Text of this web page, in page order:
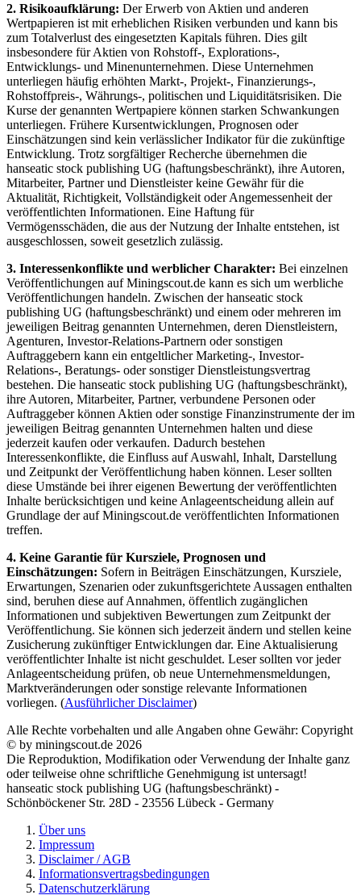
2. Risikoaufklärung: Der Erwerb von Aktien und anderen
Wertpapieren ist mit erheblichen Risiken verbunden und kann bis
zum Totalverlust des eingesetzten Kapitals führen. Dies gilt
insbesondere für Aktien von Rohstoff-, Explorations-,
Entwicklungs- und Minenunternehmen. Diese Unternehmen
unterliegen häufig erhöhten Markt-, Projekt-, Finanzierungs-,
Rohstoffpreis-, Währungs-, politischen und Liquiditätsrisiken. Die
Kurse der genannten Wertpapiere können starken Schwankungen
unterliegen. Frühere Kursentwicklungen, Prognosen oder
Einschätzungen sind kein verlässlicher Indikator für die zukünftige
Entwicklung. Trotz sorgfältiger Recherche übernehmen die
hanseatic stock publishing UG (haftungsbeschränkt), ihre Autoren,
Mitarbeiter, Partner und Dienstleister keine Gewähr für die
Aktualität, Richtigkeit, Vollständigkeit oder Angemessenheit der
veröffentlichten Informationen. Eine Haftung für
Vermögensschäden, die aus der Nutzung der Inhalte entstehen, ist
ausgeschlossen, soweit gesetzlich zulässig.
3. Interessenkonflikte und werblicher Charakter: Bei einzelnen
Veröffentlichungen auf Miningscout.de kann es sich um werbliche
Veröffentlichungen handeln. Zwischen der hanseatic stock
publishing UG (haftungsbeschränkt) und einem oder mehreren im
jeweiligen Beitrag genannten Unternehmen, deren Dienstleistern,
Agenturen, Investor-Relations-Partnern oder sonstigen
Auftraggebern kann ein entgeltlicher Marketing-, Investor-
Relations-, Beratungs- oder sonstiger Dienstleistungsvertrag
bestehen. Die hanseatic stock publishing UG (haftungsbeschränkt),
ihre Autoren, Mitarbeiter, Partner, verbundene Personen oder
Auftraggeber können Aktien oder sonstige Finanzinstrumente der im
jeweiligen Beitrag genannten Unternehmen halten und diese
jederzeit kaufen oder verkaufen. Dadurch bestehen
Interessenkonflikte, die Einfluss auf Auswahl, Inhalt, Darstellung
und Zeitpunkt der Veröffentlichung haben können. Leser sollten
diese Umstände bei ihrer eigenen Bewertung der veröffentlichten
Inhalte berücksichtigen und keine Anlageentscheidung allein auf
Grundlage der auf Miningscout.de veröffentlichten Informationen
treffen.
4. Keine Garantie für Kursziele, Prognosen und
Einschätzungen: Sofern in Beiträgen Einschätzungen, Kursziele,
Erwartungen, Szenarien oder zukunftsgerichtete Aussagen enthalten
sind, beruhen diese auf Annahmen, öffentlich zugänglichen
Informationen und subjektiven Bewertungen zum Zeitpunkt der
Veröffentlichung. Sie können sich jederzeit ändern und stellen keine
Zusicherung zukünftiger Entwicklungen dar. Eine Aktualisierung
veröffentlichter Inhalte ist nicht geschuldet. Leser sollten vor jeder
Anlageentscheidung prüfen, ob neue Unternehmensmeldungen,
Marktveränderungen oder sonstige relevante Informationen
vorliegen. (Ausführlicher Disclaimer)
Alle Rechte vorbehalten und alle Angaben ohne Gewähr: Copyright
© by miningscout.de 2026
Die Reproduktion, Modifikation oder Verwendung der Inhalte ganz
oder teilweise ohne schriftliche Genehmigung ist untersagt!
hanseatic stock publishing UG (haftungsbeschränkt) -
Schönböckener Str. 28D - 23556 Lübeck - Germany
Über uns
Impressum
Disclaimer / AGB
Informationsvertragsbedingungen
Datenschutzerklärung